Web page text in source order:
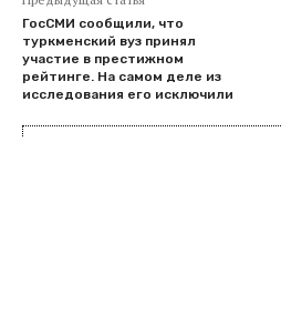
ГосСМИ сообщили, что
туркменский вуз принял
участие в престижном
рейтинге. На самом деле из
исследования его исключили